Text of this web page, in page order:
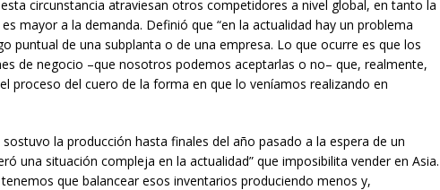
circunstancia atraviesan otros competidores a nivel global, en tanto la
mayor a la demanda. Definió que “en la actualidad hay un problema
puntual de una subplanta o de una empresa. Lo que ocurre es que los
de negocio –que nosotros podemos aceptarlas o no– que, realmente,
proceso del cuero de la forma en que lo veníamos realizando en
la producción hasta finales del año pasado a la espera de un
una situación compleja en la actualidad” que imposibilita vender en Asia.
que balancear esos inventarios produciendo menos y,